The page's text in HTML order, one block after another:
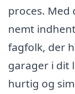
proces. Med
nemt
fagfolk, der
garager i dit
hurtig og